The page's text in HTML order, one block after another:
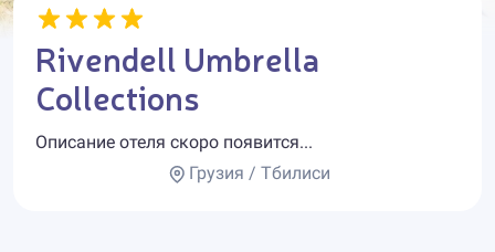
Rivendell Umbrella
Collections
Описание отеля скоро появится...
Грузия / Тбилиси